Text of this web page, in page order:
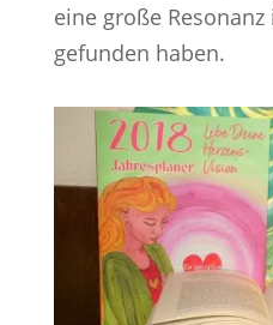
eine große
gefunden haben.